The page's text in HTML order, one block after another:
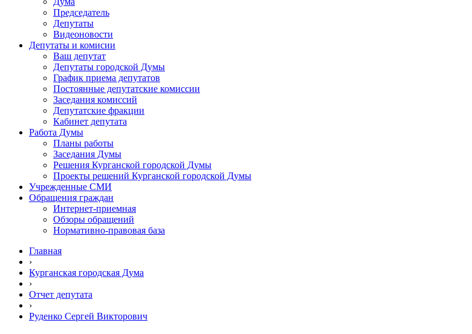
Председатель
Депутаты
Видеоновости
Депутаты и комисии
Ваш депутат
Депутаты городской Думы
График приема депутатов
Постоянные депутатские комиссии
Заседания комиссий
Депутатские фракции
Кабинет депутата
Работа Думы
Планы работы
Заседания Думы
Решения Курганской городской Думы
Проекты решений Курганской городской Думы
Учрежденные СМИ
Обращения граждан
Интернет-приемная
Обзоры обращений
Нормативно-правовая база
Главная
›
Курганская городская Дума
›
Отчет депутата
›
Руденко Сергей Викторович